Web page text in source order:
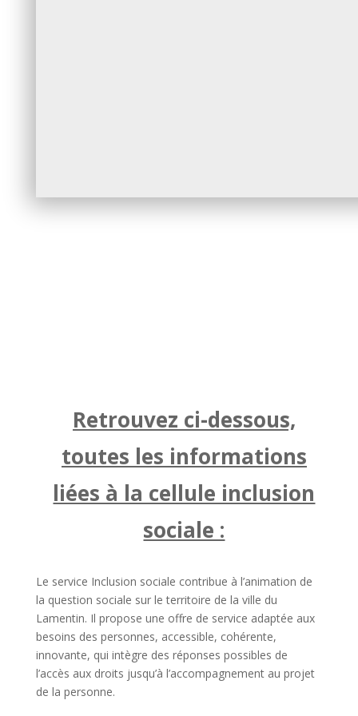
Retrouvez ci-dessous,
toutes les informations
liées à la cellule inclusion
sociale :
Le service Inclusion sociale contribue à l’animation de
la question sociale sur le territoire de la ville du
Lamentin. Il propose une offre de service adaptée aux
besoins des personnes, accessible, cohérente,
innovante, qui intègre des réponses possibles de
l’accès aux droits jusqu’à l’accompagnement au projet
de la personne.